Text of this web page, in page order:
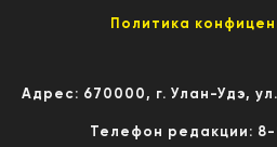
Политика
Адрес: 670000, г. Улан-Удэ,
Телефон редакции: